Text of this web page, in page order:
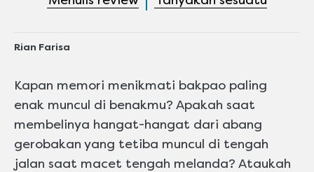
untuk
Rian Farisa
Kapan memori menikmati bakpao paling
enak muncul di benakmu? Apakah saat
membelinya hangat-hangat dari abang
gerobakan yang tetiba muncul di tengah
jalan saat macet tengah melanda? Ataukah